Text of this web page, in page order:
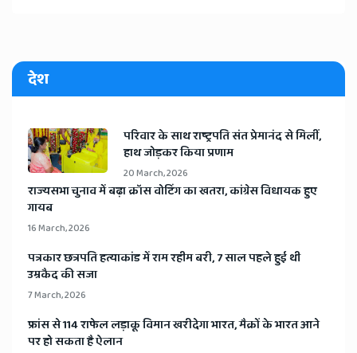
देश
​परिवार के साथ राष्ट्रपति संत प्रेमानंद से मिलीं,
हाथ जोड़कर किया प्रणाम
20 March, 2026
​राज्यसभा चुनाव में बढ़ा क्रॉस वोटिंग का खतरा, कांग्रेस विधायक हुए
गायब
16 March, 2026
​पत्रकार छत्रपति हत्याकांड में राम रहीम बरी, 7 साल पहले हुई थी
उम्रकैद की सजा
7 March, 2026
​फ्रांस से 114 राफेल लड़ाकू विमान खरीदेगा भारत, मैक्रों के भारत आने
पर हो सकता है ऐलान